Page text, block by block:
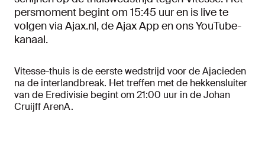
persmoment begint om 15:45 uur en is live te
volgen via Ajax.nl, de Ajax App en ons YouTube-
kanaal.
Vitesse-thuis is de eerste wedstrijd voor de Ajacieden
na de interlandbreak. Het treffen met de hekkensluiter
van de Eredivisie begint om 21:00 uur in de Johan
Cruijff ArenA.